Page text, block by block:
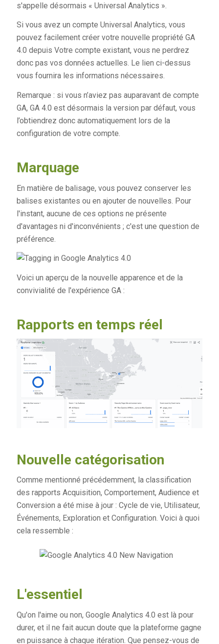
s'appelle désormais « Universal Analytics ».
Si vous avez un compte Universal Analytics, vous
pouvez facilement créer votre nouvelle propriété GA
4.0 depuis Votre compte existant, vous ne perdrez
donc pas vos données actuelles. Le lien ci-dessus
vous fournira les informations nécessaires.
Remarque : si vous n’aviez pas auparavant de compte
GA, GA 4.0 est désormais la version par défaut, vous
l’obtiendrez donc automatiquement lors de la
configuration de votre compte.
Marquage
En matière de balisage, vous pouvez conserver les
balises existantes ou en ajouter de nouvelles. Pour
l'instant, aucune de ces options ne présente
d'avantages ni d'inconvénients ; c'est une question de
préférence.
Voici un aperçu de la nouvelle apparence et de la
convivialité de l'expérience GA :
Rapports en temps réel
Nouvelle catégorisation
Comme mentionné précédemment, la classification
des rapports Acquisition, Comportement, Audience et
Conversion a été mise à jour : Cycle de vie, Utilisateur,
Événements, Exploration et Configuration. Voici à quoi
cela ressemble :
L'essentiel
Qu'on l'aime ou non, Google Analytics 4.0 est là pour
durer, et il ne fait aucun doute que la plateforme gagne
en puissance à chaque itération. Que pensez-vous de